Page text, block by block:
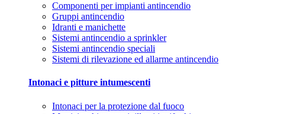
Componenti per impianti antincendio
Gruppi antincendio
Idranti e manichette
Sistemi antincendio a sprinkler
Sistemi antincendio speciali
Sistemi di rilevazione ed allarme antincendio
Intonaci e pitture intumescenti
Intonaci per la protezione dal fuoco